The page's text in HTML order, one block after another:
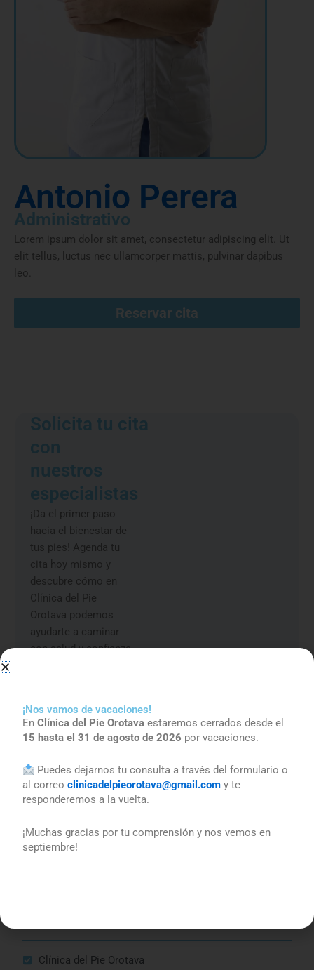
Antonio Perera
Administrativo
Lorem ipsum dolor sit amet, consectetur adipiscing elit. Ut
elit tellus, luctus nec ullamcorper mattis, pulvinar dapibus
leo.
Reservar cita
Solicita tu cita
con
nuestros
especialistas
¡Da el primer paso
hacia el bienestar de
tus pies! Agenda tu
cita hoy mismo y
descubre cómo en
Clínica del Pie
Orotava podemos
ayudarte a caminar
con salud y confianza.
cita
Clínica del Pie Orotava
¡Nos vamos de vacaciones!
EnClínica del Pie Orotava estaremos cerrados desde el
15 hasta el 31 de agosto de 2026 por vacaciones.
Puedes dejarnos tu consulta a través del formulario o
al correoclinicadelpieorotava@gmail.com y te
responderemos a la vuelta.
¡Muchas gracias por tu comprensión y nos vemos en
septiembre!